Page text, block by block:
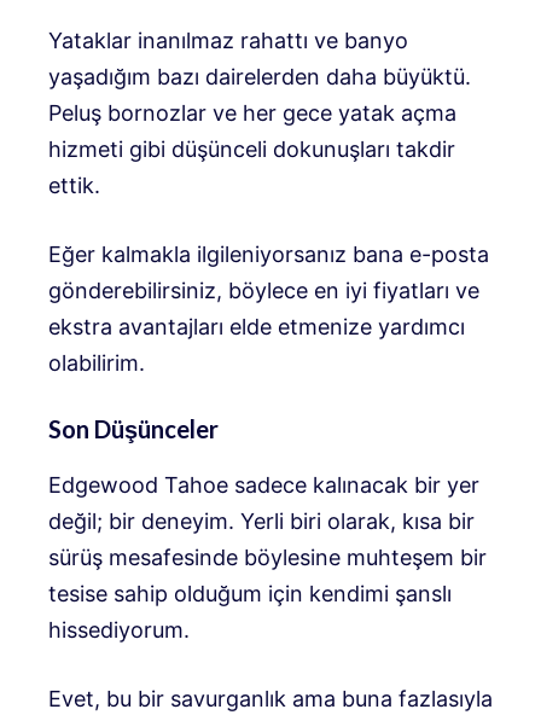
Yataklar inanılmaz rahattı ve banyo
yaşadığım bazı dairelerden daha büyüktü.
Peluş bornozlar ve her gece yatak açma
hizmeti gibi düşünceli dokunuşları takdir
ettik.
Eğer kalmakla ilgileniyorsanız bana e-posta
gönderebilirsiniz, böylece en iyi fiyatları ve
ekstra avantajları elde etmenize yardımcı
olabilirim.
Son Düşünceler
Edgewood Tahoe sadece kalınacak bir yer
değil; bir deneyim. Yerli biri olarak, kısa bir
sürüş mesafesinde böylesine muhteşem bir
tesise sahip olduğum için kendimi şanslı
hissediyorum.
Evet, bu bir savurganlık ama buna fazlasıyla